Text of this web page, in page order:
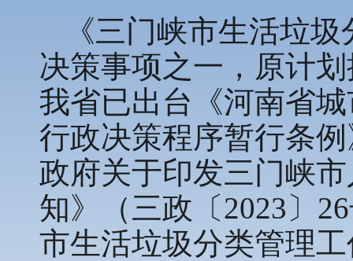
《三门峡市生活垃
决策事项之一，原计
我省已出台《河南省
行政决策程序暂行条
政府关于印发三门峡
知》（三政〔2023〕
市生活垃圾分类管理